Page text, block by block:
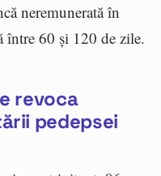
neremunerată în
60 și 120 de zile.
revoca
pedepsei